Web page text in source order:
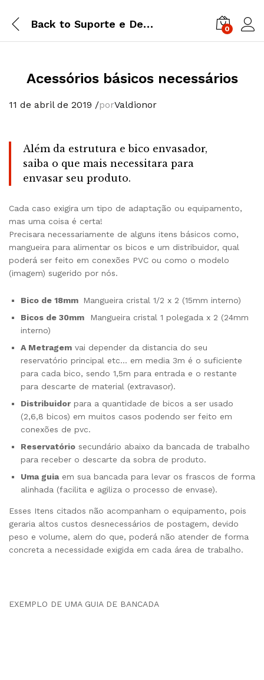
Back to Suporte e Demonstrativos 0
Acessórios básicos necessários
11 de abril de 2019 /porValdionor
Além da estrutura e bico envasador,
saiba o que mais necessitara para
envasar seu produto.
Cada caso exigira um tipo de adaptação ou equipamento,
mas uma coisa é certa!
Precisara necessariamente de alguns itens básicos como,
mangueira para alimentar os bicos e um distribuidor, qual
poderá ser feito em conexões PVC ou como o modelo
(imagem) sugerido por nós.
Bico de 18mm Mangueira cristal 1/2 x 2 (15mm interno)
Bicos de 30mm Mangueira cristal 1 polegada x 2 (24mm
interno)
A Metragem vai depender da distancia do seu
reservatório principal etc… em media 3m é o suficiente
para cada bico, sendo 1,5m para entrada e o restante
para descarte de material (extravasor).
Distribuidor para a quantidade de bicos a ser usado
(2,6,8 bicos) em muitos casos podendo ser feito em
conexões de pvc.
Reservatório secundário abaixo da bancada de trabalho
para receber o descarte da sobra de produto.
Uma guiaem sua bancada para levar os frascos de forma
alinhada (facilita e agiliza o processo de envase).
Esses Itens citados não acompanham o equipamento, pois
geraria altos custos desnecessários de postagem, devido
peso e volume, alem do que, poderá não atender de forma
concreta a necessidade exigida em cada área de trabalho.
EXEMPLO DE UMA GUIA DE BANCADA